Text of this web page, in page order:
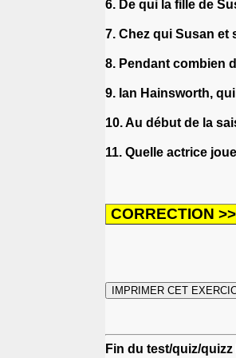
6. De qui la fille de
7. Chez qui Susan et
8. Pendant combien
9. Ian Hainsworth,
10. Au début de la
11. Quelle actrice
Fin du test/quiz/